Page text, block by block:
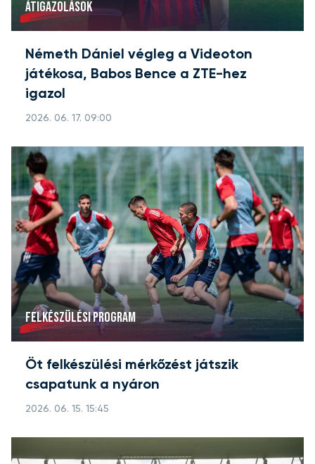
ÁTIGAZOLÁSOK
Németh Dániel végleg a Videoton
játékosa, Babos Bence a ZTE-hez
igazol
2026. 06. 17. 09:00
FELKÉSZÜLÉSI PROGRAM
Öt felkészülési mérkőzést játszik
csapatunk a nyáron
2026. 06. 15. 15:45